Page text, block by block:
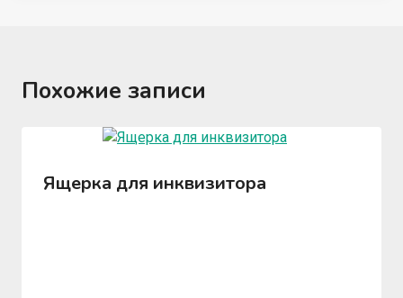
Похожие записи
Ящерка для инквизитора